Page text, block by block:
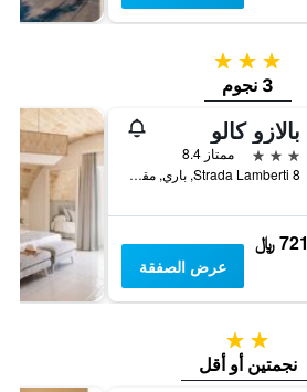
3 نجوم
3 نجوم
بالازو كالو
3 نجوم
ممتاز 8.4
Strada Lamberti 8, باري, مقاطعة باري, إيطاليا
721 ﷼
عرض الصفقة
2 نجمتين
نجمتين أو أقل